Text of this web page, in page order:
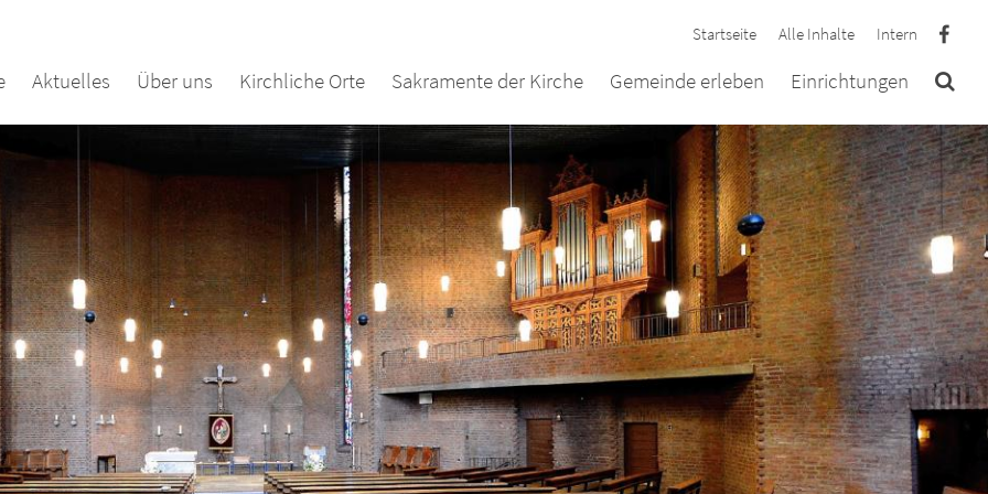
Startseite Alle Inhalte Intern
Aktuelles Über uns Kirchliche Orte Sakramente der Kirche Gemeinde erleben Einrichtungen